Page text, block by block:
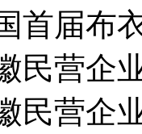
届布衣
营企
营企